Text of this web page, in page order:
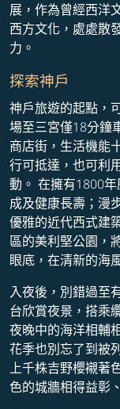
展，作為曾經西洋
西方文化，處處散
力。
探索神戶
神戶旅遊的起點，
場至三宮僅18分鐘
商店街，生活機能
行可抵達，也可利
動。 在擁有1800
成及健康長壽；漫
優雅的近代西式建
區的美利堅公園，
眼底，在清新的海
入夜後，別錯過至
台欣賞夜景，搭乘
夜晚中的海洋相輔
花季也別忘了到被
上千株吉野櫻襯著
色的城牆相得益彰